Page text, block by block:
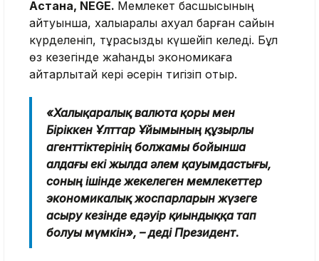
Астана, NEGE. Мемлекет басшысының
айтуынша, халықаралық ахуал барған сайын
күрделеніп, тұрақсыздық күшейіп келеді. Бұл
өз кезегінде жаһандық экономикаға
айтарлықтай кері әсерін тигізіп отыр.
«Халықаралық валюта қоры мен
Біріккен Ұлттар Ұйымының құзырлы
агенттіктерінің болжамы бойынша
алдағы екі жылда әлем қауымдастығы,
соның ішінде жекелеген мемлекеттер
экономикалық жоспарларын жүзеге
асыру кезінде едәуір қиындыққа тап
болуы мүмкін», – деді Президент.